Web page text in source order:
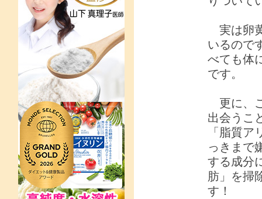
実は卵
いるので
べても体
です。
更に、
出会うこ
「脂質
っきまで
する成分
肪」を掃
す！